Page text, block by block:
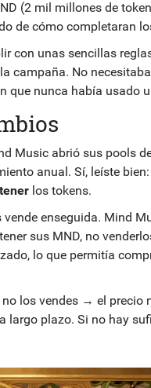
(2 mil millones de
de cómo completaran
con unas sencillas
campaña. No
que nunca había usado
Music abrió sus pools
anual. Sí, leíste bien:
los tokens.
enseguida. Mind
sus MND, no
lo que permitía
los vendes → el precio
largo plazo. Si no hay